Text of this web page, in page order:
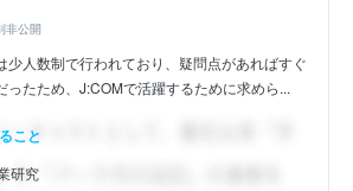
非公開
少人数制で行われており、疑問点があればすぐ
ったため、J:COMで活躍するために求めら...
こと
研究